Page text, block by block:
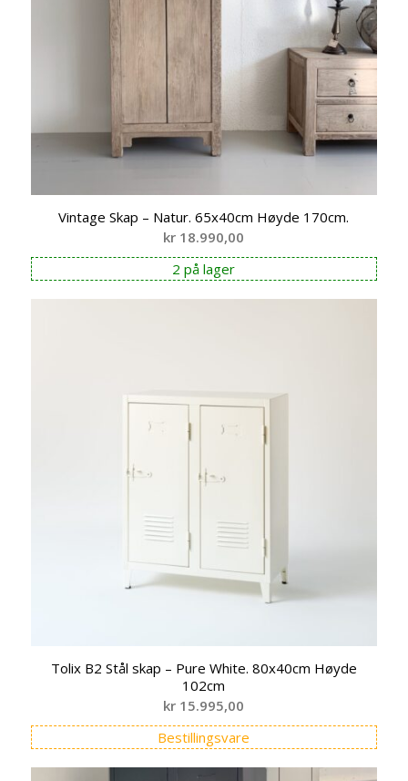
Vintage Skap – Natur. 65x40cm Høyde 170cm.
kr 18.990,00
2 på lager
Tolix B2 Stål skap – Pure White. 80x40cm Høyde
102cm
kr 15.995,00
Bestillingsvare